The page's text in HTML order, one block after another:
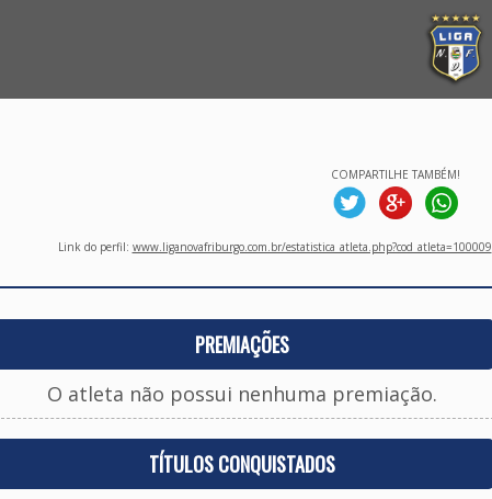
COMPARTILHE TAMBÉM!
Link do perfil: www.liganovafriburgo.com.br/estatistica_atleta.php?cod_atleta=100009
PREMIAÇÕES
O atleta não possui nenhuma premiação.
TÍTULOS CONQUISTADOS